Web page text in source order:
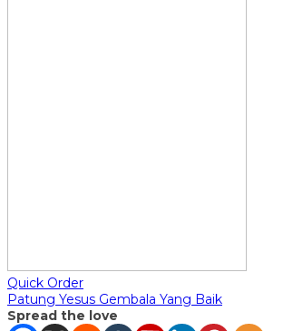
Quick Order
Patung Yesus Gembala Yang Baik
Spread the love